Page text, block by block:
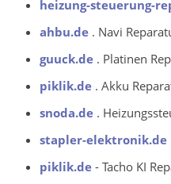
heizung-steuerung-
ahbu.de . Navi
guuck.de . Platinen
piklik.de . Akku
snoda.de .
stapler-elektronik.de
piklik.de - Tacho KI